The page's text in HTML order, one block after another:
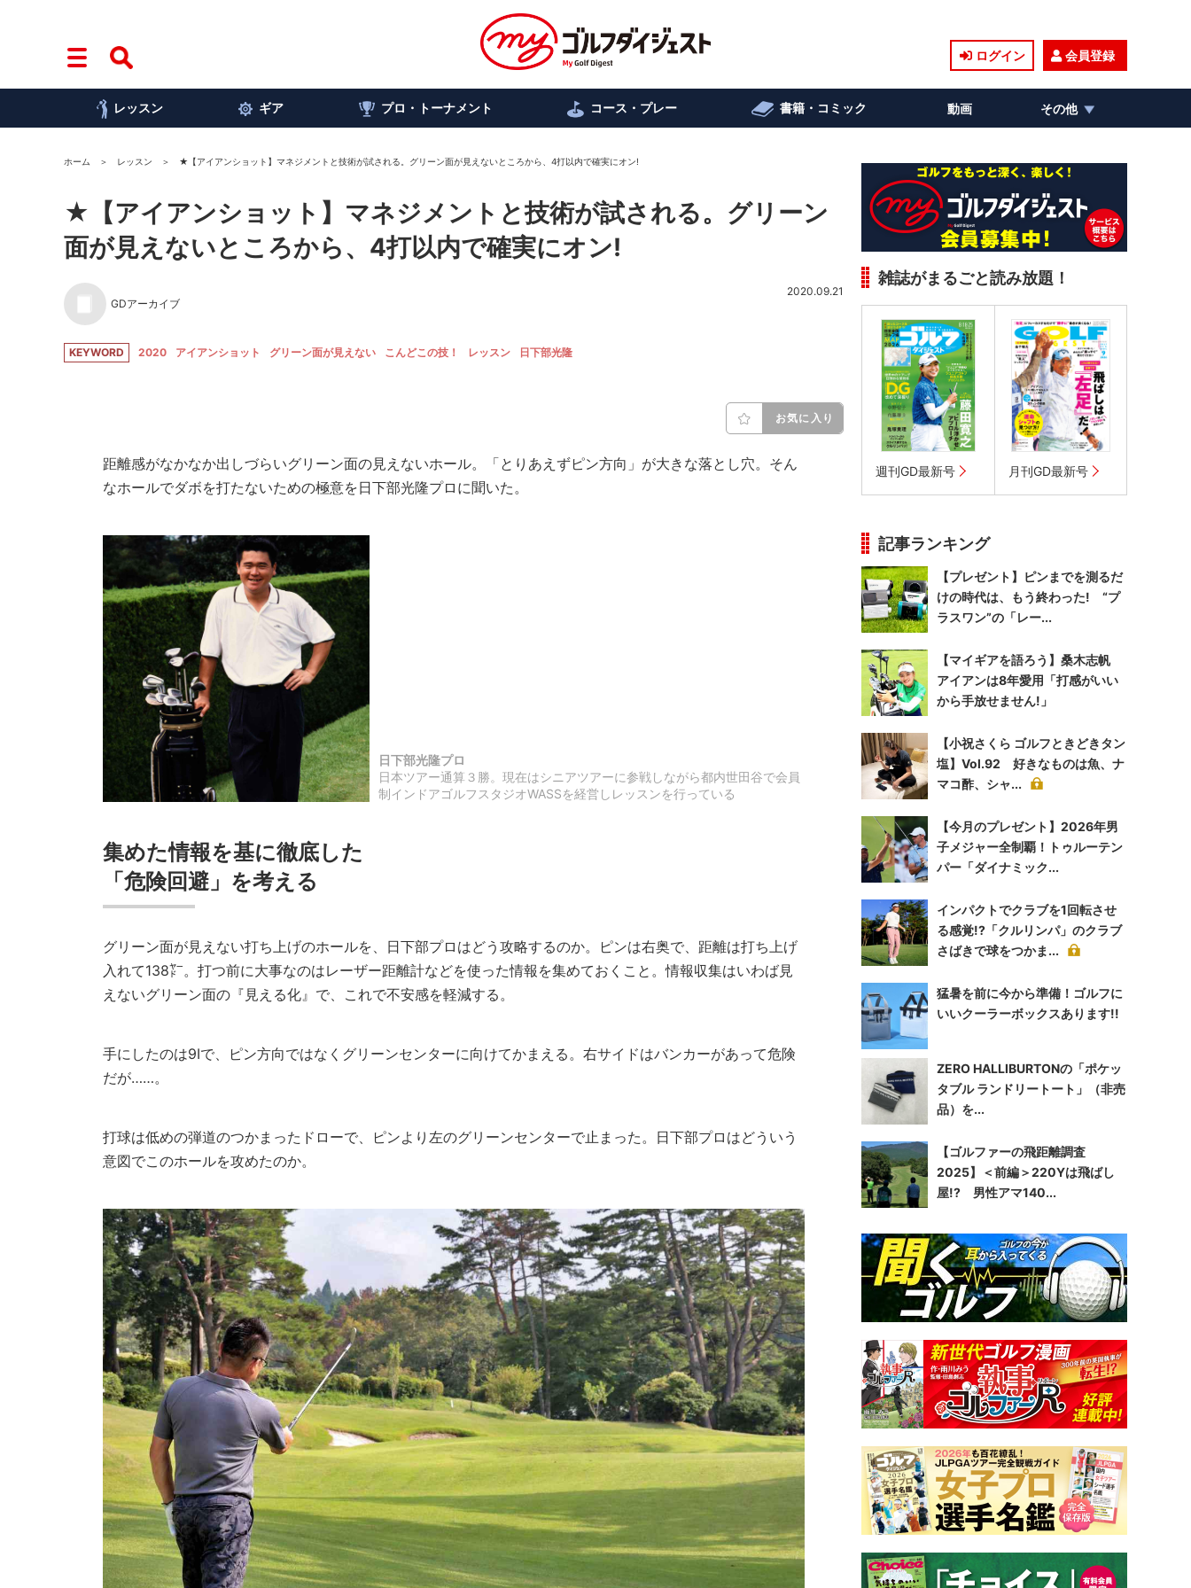
ログイン 会員登録
レッスン ギア プロ・トーナメント コース・プレー 書籍・コミック 動画 その他
ホーム レッスン ★【アイアンショット】マネジメントと技術が試される。グリーン面が見えないところから、4打以内で確実にオン!
★【アイアンショット】マネジメントと技術が試される。グリーン
面が見えないところから、4打以内で確実にオン!
GDアーカイブ
2020.09.21
KEYWORD 2020 アイアンショット グリーン面が見えない こんどこの技！ レッスン 日下部光隆
お気に入り
距離感がなかなか出しづらいグリーン面の見えないホール。「とりあえずピン方向」が大きな落とし穴。そん
なホールでダボを打たないための極意を日下部光隆プロに聞いた。
日下部光隆プロ
日本ツアー通算３勝。現在はシニアツアーに参戦しながら都内世田谷で会員
制インドアゴルフスタジオWASSを経営しレッスンを行っている
集めた情報を基に徹底した
「危険回避」を考える
グリーン面が見えない打ち上げのホールを、日下部プロはどう攻略するのか。ピンは右奥で、距離は打ち上げ
入れて138㍎。打つ前に大事なのはレーザー距離計などを使った情報を集めておくこと。情報収集はいわば見
えないグリーン面の『見える化』で、これで不安感を軽減する。
手にしたのは9Iで、ピン方向ではなくグリーンセンターに向けてかまえる。右サイドはバンカーがあって危険
だが……。
打球は低めの弾道のつかまったドローで、ピンより左のグリーンセンターで止まった。日下部プロはどういう
意図でこのホールを攻めたのか。
雑誌がまるごと読み放題！
週刊GD最新号 月刊GD最新号
記事ランキング
【プレゼント】ピンまでを測るだ
けの時代は、もう終わった! “プ
ラスワン”の「レー...
【マイギアを語ろう】桑木志帆
アイアンは8年愛用「打感がいい
から手放せません!」
【小祝さくら ゴルフときどきタン
塩】Vol.92 好きなものは魚、ナ
マコ酢、シャ...
【今月のプレゼント】2026年男
子メジャー全制覇！トゥルーテン
パー「ダイナミック...
インパクトでクラブを1回転させ
る感覚!?「クルリンパ」のクラブ
さばきで球をつかま...
猛暑を前に今から準備！ゴルフに
いいクーラーボックスあります!!
ZERO HALLIBURTONの「ポケッ
タブル ランドリートート」（非売
品）を...
【ゴルファーの飛距離調査
2025】＜前編＞220Yは飛ばし
屋!? 男性アマ140...